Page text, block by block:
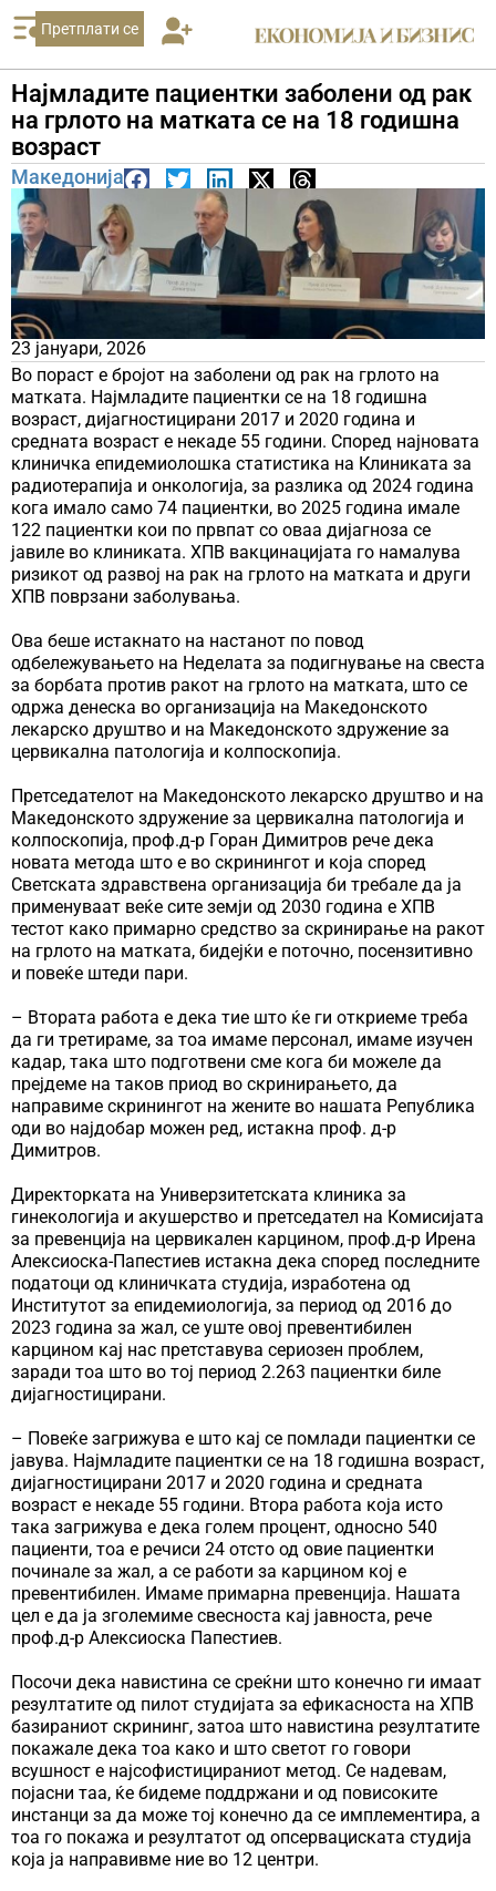
Претплати се
Најмладите пациентки заболени од рак
на грлото на матката се на 18 годишна
возраст
Македонија
23 јануари, 2026
Во пораст е бројот на заболени од рак на грлото на
матката. Најмладите пациентки се на 18 годишна
возраст, дијагностицирани 2017 и 2020 година и
средната возраст е некаде 55 години. Според најновата
клиничка епидемиолошка статистика на Клиниката за
радиотерапија и онкологија, за разлика од 2024 година
кога имало само 74 пациентки, во 2025 година имале
122 пациентки кои по првпат со оваа дијагноза се
јавиле во клиниката. ХПВ вакцинацијата го намалува
ризикот од развој на рак на грлото на матката и други
ХПВ поврзани заболувања.
Ова беше истакнато на настанот по повод
одбележувањето на Неделата за подигнување на свеста
за борбата против ракот на грлото на матката, што се
одржа денеска во организација на Македонското
лекарско друштво и на Македонското здружение за
цервикална патологија и колпоскопија.
Претседателот на Македонското лекарско друштво и на
Македонското здружение за цервикална патологија и
колпоскопија, проф.д-р Горан Димитров рече дека
новата метода што е во скринингот и која според
Светската здравствена организација би требале да ја
применуваат веќе сите земји од 2030 година е ХПВ
тестот како примарно средство за скринирање на ракот
на грлото на матката, бидејќи е поточно, посензитивно
и повеќе штеди пари.
– Втората работа е дека тие што ќе ги откриеме треба
да ги третираме, за тоа имаме персонал, имаме изучен
кадар, така што подготвени сме кога би можеле да
прејдеме на таков приод во скринирањето, да
направиме скринингот на жените во нашата Република
оди во најдобар можен ред, истакна проф. д-р
Димитров.
Директорката на Универзитетската клиника за
гинекологија и акушерство и претседател на Комисијата
за превенција на цервикален карцином, проф.д-р Ирена
Алексиоска-Папестиев истакна дека според последните
податоци од клиничката студија, изработена од
Институтот за епидемиологија, за период од 2016 до
2023 година за жал, се уште овој превентибилен
карцином кај нас претставува сериозен проблем,
заради тоа што во тој период 2.263 пациентки биле
дијагностицирани.
– Повеќе загрижува е што кај се помлади пациентки се
јавува. Најмладите пациентки се на 18 годишна возраст,
дијагностицирани 2017 и 2020 година и средната
возраст е некаде 55 години. Втора работа која исто
така загрижува е дека голем процент, односно 540
пациенти, тоа е речиси 24 отсто од овие пациентки
починале за жал, а се работи за карцином кој е
превентибилен. Имаме примарна превенција. Нашата
цел е да ја зголемиме свесноста кај јавноста, рече
проф.д-р Алексиоска Папестиев.
Посочи дека навистина се среќни што конечно ги имаат
резултатите од пилот студијата за ефикасноста на ХПВ
базираниот скрининг, затоа што навистина резултатите
покажале дека тоа како и што светот го говори
всушност е најсофистицираниот метод. Се надевам,
појасни таа, ќе бидеме поддржани и од повисоките
инстанци за да може тој конечно да се имплементира, а
тоа го покажа и резултатот од опсервациската студија
која ја направивме ние во 12 центри.